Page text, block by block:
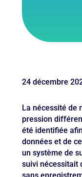
24 décembre
La nécessité de
pression
été identifiée
données et de
un système de
suivi nécessitait